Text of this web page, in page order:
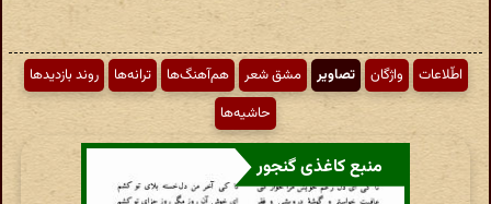
اطّلاعات واژگان تصاویر مشق شعر هم‌آهنگ‌ها ترانه‌ها
روند بازدیدها
حاشیه‌ها
منبع کاغذی گنجور